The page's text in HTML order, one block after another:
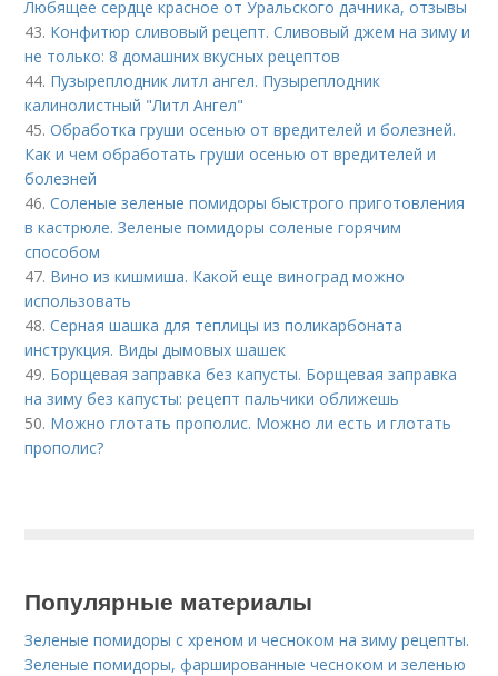
Любящее сердце красное от Уральского дачника, отзывы
43. Конфитюр сливовый рецепт. Сливовый джем на зиму и
не только: 8 домашних вкусных рецептов
44. Пузыреплодник литл ангел. Пузыреплодник
калинолистный "Литл Ангел"
45.Обработка груши осенью от вредителей и болезней.
Как и чем обработать груши осенью от вредителей и
болезней
46.Соленые зеленые помидоры быстрого приготовления
в кастрюле. Зеленые помидоры соленые горячим
способом
47. Вино из кишмиша. Какой еще виноград можно
использовать
48.Серная шашка для теплицы из поликарбоната
инструкция. Виды дымовых шашек
49. Борщевая заправка без капусты. Борщевая заправка
на зиму без капусты: рецепт пальчики оближешь
50. Можно глотать прополис. Можно ли есть и глотать
прополис?
Популярные материалы
Зеленые помидоры с хреном и чесноком на зиму рецепты.
Зеленые помидоры, фаршированные чесноком и зеленью